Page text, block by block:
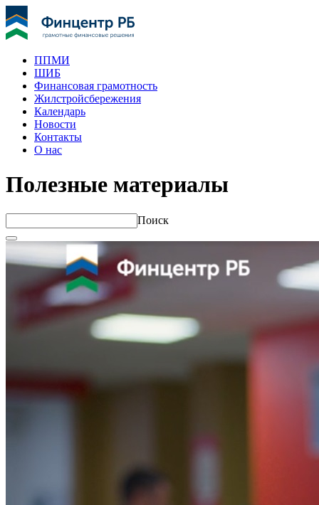
ППМИ
ШИБ
Финансовая грамотность
Жилстройсбережения
Календарь
Новости
Контакты
О нас
Полезные материалы
Поиск